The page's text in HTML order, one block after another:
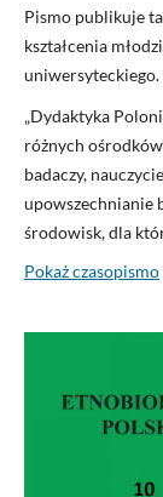
Pismo publikuje
kształcenia
uniwersyteckiego.
„Dydaktyka
różnych
badaczy,
upowszechnianie
środowisk, dla
Pokaż czasopismo